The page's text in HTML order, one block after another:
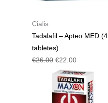
Cialis
Tadalafil – Apteo MED (4
tabletes)
€26.00 €22.00
Pradinė
kaina
buvo:
Dabartinė
kaina
yra: